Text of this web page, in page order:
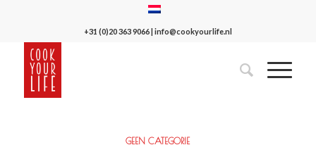
+31 (0)20 363 9066| info@cookyourlife.nl
GEEN CATEGORIE